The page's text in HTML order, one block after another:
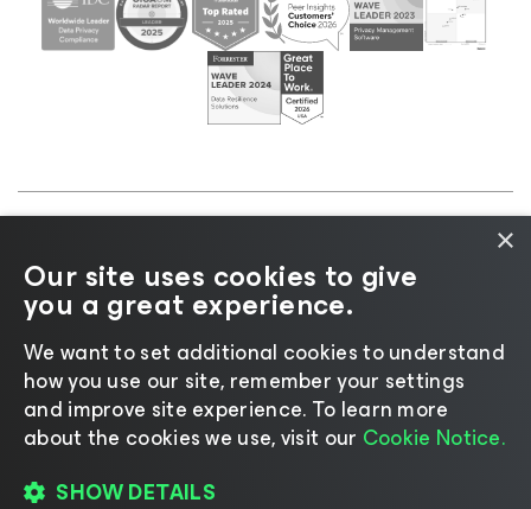
|
Aviso de Cookies|Jurídico|Política de
licenciamento |Recursos para Fornecedores
Mudar idioma
×
Our site uses cookies to give
you a great experience.
We want to set additional cookies to understand
how you use our site, remember your settings
and improve site experience. ​To learn more
about the cookies we use, visit our Cookie Notice.
SHOW DETAILS